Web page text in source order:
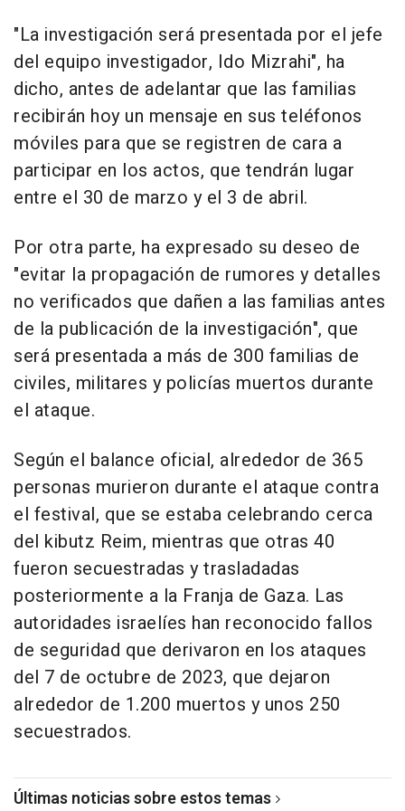
"La investigación será presentada por el jefe
del equipo investigador, Ido Mizrahi", ha
dicho, antes de adelantar que las familias
recibirán hoy un mensaje en sus teléfonos
móviles para que se registren de cara a
participar en los actos, que tendrán lugar
entre el 30 de marzo y el 3 de abril.
Por otra parte, ha expresado su deseo de
"evitar la propagación de rumores y detalles
no verificados que dañen a las familias antes
de la publicación de la investigación", que
será presentada a más de 300 familias de
civiles, militares y policías muertos durante
el ataque.
Según el balance oficial, alrededor de 365
personas murieron durante el ataque contra
el festival, que se estaba celebrando cerca
del kibutz Reim, mientras que otras 40
fueron secuestradas y trasladadas
posteriormente a la Franja de Gaza. Las
autoridades israelíes han reconocido fallos
de seguridad que derivaron en los ataques
del 7 de octubre de 2023, que dejaron
alrededor de 1.200 muertos y unos 250
secuestrados.
Últimas noticias sobre estos temas